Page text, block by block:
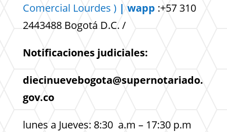
Comercial Lourdes ) | wapp :+57 310
2443488 Bogotá D.C. /
Notificaciones judiciales:
diecinuevebogota@supernotariado.
gov.co
lunes a Jueves: 8:30 a.m – 17:30 p.m